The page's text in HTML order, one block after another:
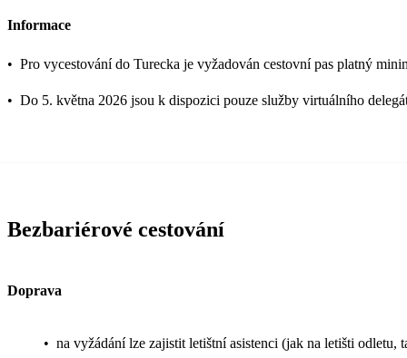
Informace
• Pro vycestování do Turecka je vyžadován cestovní pas platný
• Do 5. května 2026 jsou k dispozici pouze služby virtuálního
Bezbariérové cestování
Doprava
• na vyžádání lze zajistit letištní asistenci (jak na letišti odletu,